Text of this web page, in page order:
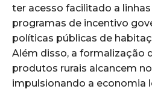
ter acesso facilitado a
programas de incentivo
políticas públicas de
Além disso, a formalização
produtos rurais alcancem
impulsionando a economia